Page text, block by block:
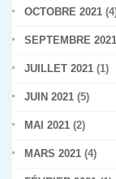
OCTOBRE 2021
SEPTEMBRE 2021
JUILLET 2021 (1)
JUIN 2021 (5)
MAI 2021 (2)
MARS 2021 (4)